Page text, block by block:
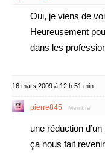
Oui, je viens de
Heureusement
dans les
16 mars 2009 à 12 h 51 min
pierre845 Membre
une réduction
ça nous fait